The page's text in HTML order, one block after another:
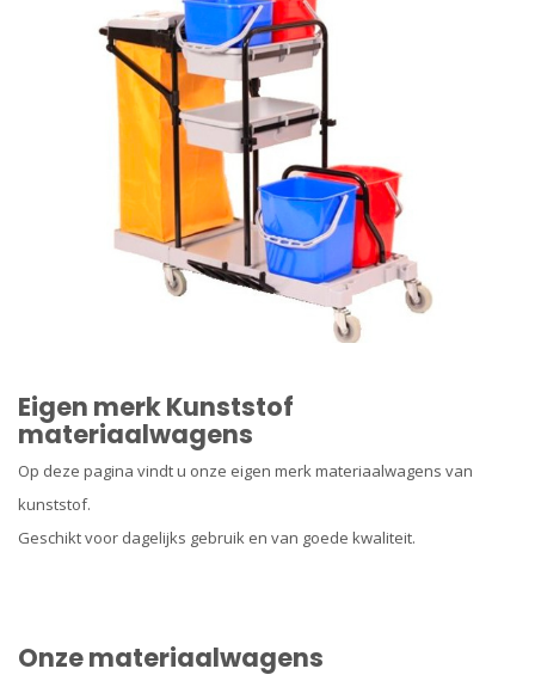
Eigen merk Kunststof
materiaalwagens
Op deze pagina vindt u onze eigen merk materiaalwagens van
kunststof.
Geschikt voor dagelijks gebruik en van goede kwaliteit.
Onze materiaalwagens